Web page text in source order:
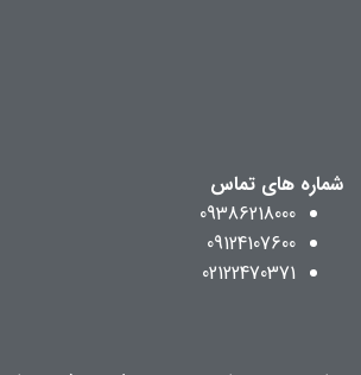
شماره های تماس
09386218000
09124107600
02122470371